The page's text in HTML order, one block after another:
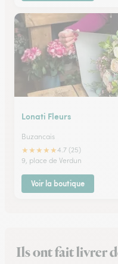
Lonati Fleurs
Buzancais
★★★★★4.7 (25)
9, place de Verdun
Voir la boutique
Ils ont fait livrer